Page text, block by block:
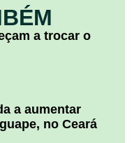
a trocar o
a aumentar
no Ceará